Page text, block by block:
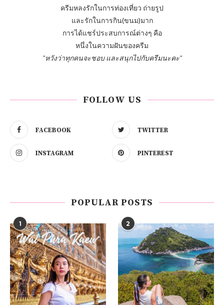
ครีมหลงรักในการท่องเที่ยว ถ่ายรูป
และรักในการกิน(ขนม)มาก
การได้แชร์ประสบการณ์ต่างๆ คือ
หนึ่งในความฝันของครีม
"หวังว่าทุกคนจะชอบ และสนุกไปกับครีมนะคะ"
FOLLOW US
FACEBOOK TWITTER
INSTAGRAM PINTEREST
POPULAR POSTS
1 2